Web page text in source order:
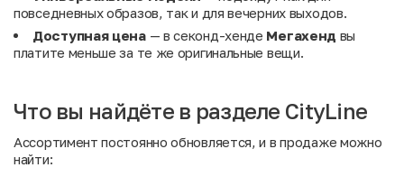
повседневных образов, так и для вечерних выходов.
Доступная цена— в секонд-хенде Мегахенд вы
платите меньше за те же оригинальные вещи.
Что вы найдёте в разделе CityLine
Ассортимент постоянно обновляется, и в продаже можно
найти: